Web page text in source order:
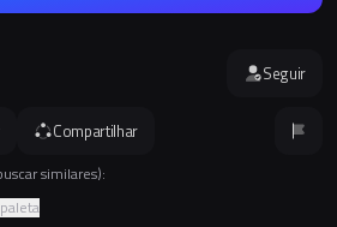
Compartilhar
similares):
Seguir